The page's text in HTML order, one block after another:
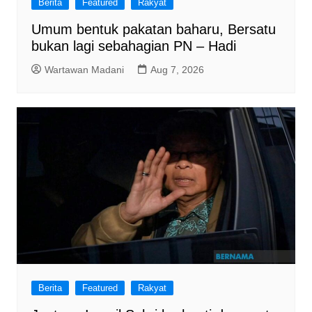
Berita Featured Rakyat
Umum bentuk pakatan baharu, Bersatu
bukan lagi sebahagian PN – Hadi
Wartawan Madani Aug 7, 2026
Berita Featured Rakyat